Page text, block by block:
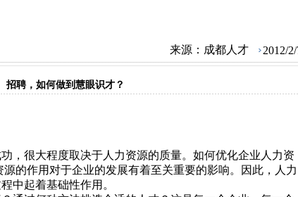
来源： 成都人才 2012/
招聘，如何做到慧眼识才？
，很大程度取决于人力资源的质量。如何优化企业人力资
的作用对于企业的发展有着至关重要的影响。因此，人力
中起着基础性作用。